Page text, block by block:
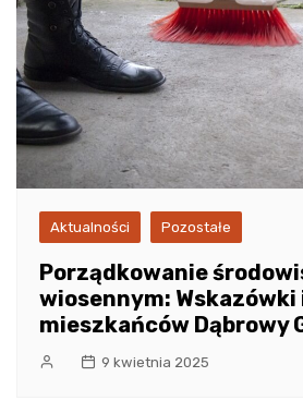
Aktualności Pozostałe
Porządkowanie
wiosennym: Wskazówki
mieszkańców Dąbrowy
9 kwietnia 2025